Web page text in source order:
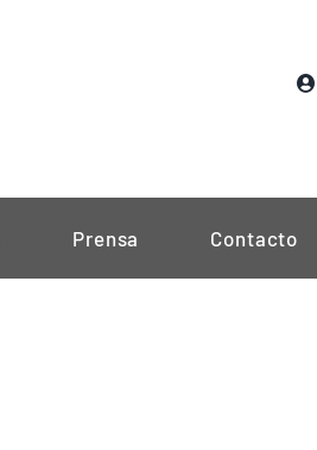
Prensa Contacto